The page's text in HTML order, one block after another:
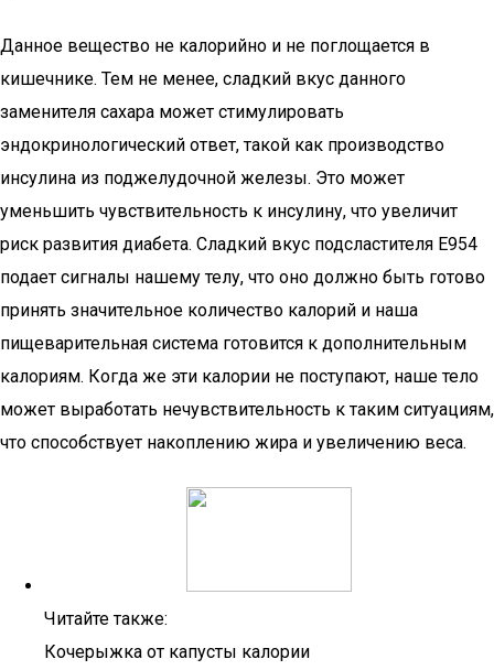
Данное вещество не калорийно и не поглощается в
кишечнике. Тем не менее, сладкий вкус данного
заменителя сахара может стимулировать
эндокринологический ответ, такой как производство
инсулина из поджелудочной железы. Это может
уменьшить чувствительность к инсулину, что увеличит
риск развития диабета. Сладкий вкус подсластителя Е954
подает сигналы нашему телу, что оно должно быть готово
принять значительное количество калорий и наша
пищеварительная система готовится к дополнительным
калориям. Когда же эти калории не поступают, наше тело
может выработать нечувствительность к таким ситуациям,
что способствует накоплению жира и увеличению веса.
Читайте также:
Кочерыжка от капусты калории